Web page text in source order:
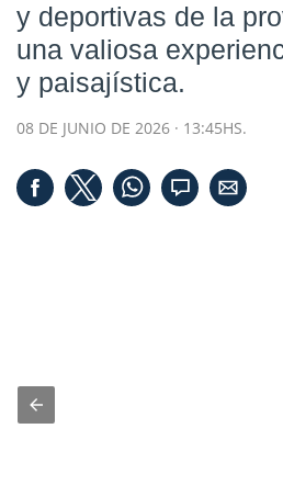
y deportivas de la
una valiosa
y paisajística.
08 DE JUNIO DE 2026 · 13:45HS.